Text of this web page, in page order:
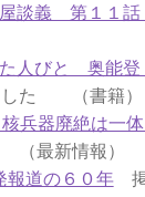
「原発をとめた
ち」上映会を開
のカウントダ
屋談義 第１１
た人びと 奥能
た （書籍）
兵器廃絶は一
最新情報）
報道の６０年掲